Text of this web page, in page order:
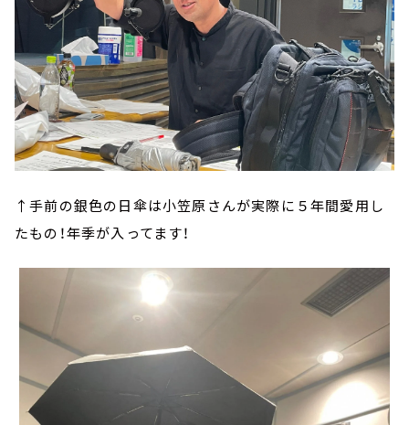
↑手前の銀色の日傘は小笠原さんが実際に５年間愛用し
たもの！年季が入ってます！